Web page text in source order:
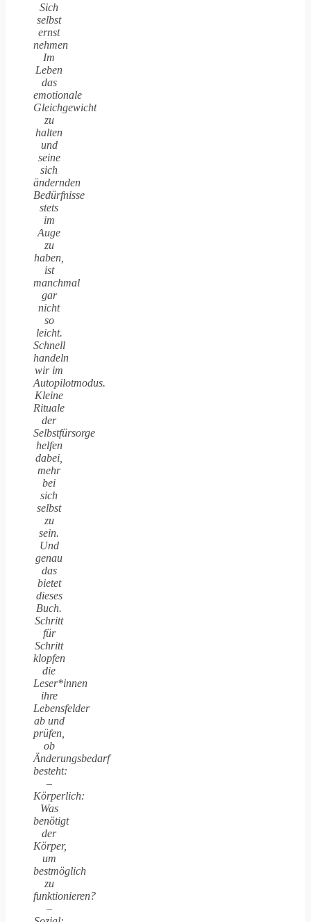
Sich
selbst
ernst
nehmen
Im
Leben
das
emotionale
Gleichgewicht
zu
halten
und
seine
sich
ändernden
Bedürfnisse
stets
im
Auge
zu
haben,
ist
manchmal
gar
nicht
so
leicht.
Schnell
handeln
wir im
Autopilotmodus.
Kleine
Rituale
der
Selbstfürsorge
helfen
dabei,
mehr
bei
sich
selbst
zu
sein.
Und
genau
das
bietet
dieses
Buch.
Schritt
für
Schritt
klopfen
die
Leser*innen
ihre
Lebensfelder
ab und
prüfen,
ob
Änderungsbedarf
besteht:
–
Körperlich:
Was
benötigt
der
Körper,
um
bestmöglich
zu
funktionieren?
–